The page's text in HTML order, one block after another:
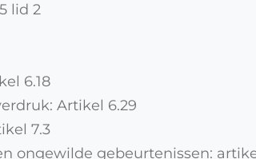
lid 2
6.18
Artikel 6.29
7.3
ongewilde gebeurtenissen: